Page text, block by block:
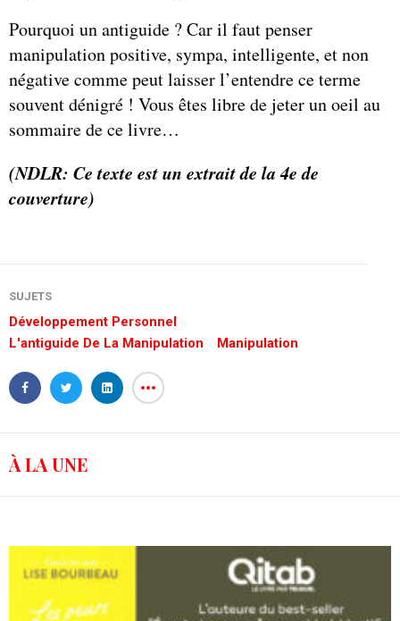
Pourquoi un antiguide ? Car il faut penser
manipulation positive, sympa, intelligente, et non
négative comme peut laisser l’entendre ce terme
souvent dénigré ! Vous êtes libre de jeter un oeil au
sommaire de ce livre…
(NDLR: Ce texte est un extrait de la 4e de
couverture)
SUJETS
Développement Personnel
L'antiguide De La Manipulation
Manipulation
À LA UNE